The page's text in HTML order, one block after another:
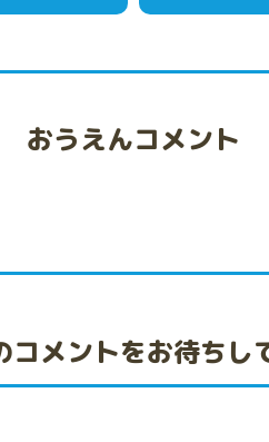
おうえんコメント
コメントをお待ちし